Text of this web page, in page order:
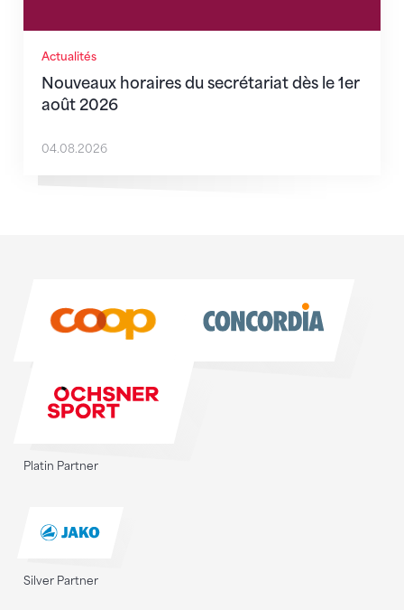
Actualités
Nouveaux horaires du secrétariat dès le 1er
août 2026
04.08.2026
Platin Partner
Silver Partner